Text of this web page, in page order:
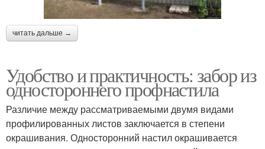
читать дальше →
Удобство и практичность: забор из
одностороннего профнастила
Различие между рассматриваемыми двумя видами
профилированных листов заключается в степени
окрашивания. Односторонний настил окрашивается